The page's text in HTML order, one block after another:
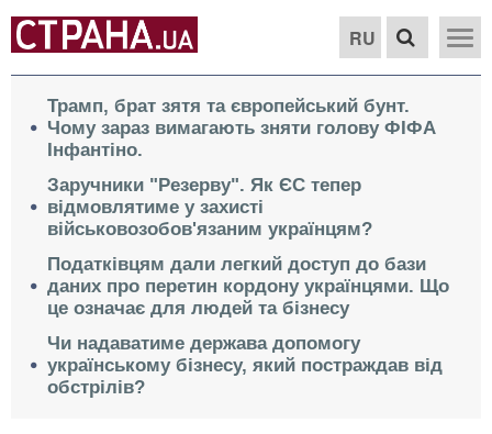
RU
Трамп, брат зятя та європейський бунт.
Чому зараз вимагають зняти голову ФІФА
Інфантіно.
Заручники "Резерву". Як ЄС тепер
відмовлятиме у захисті
військовозобов'язаним українцям?
Податківцям дали легкий доступ до бази
даних про перетин кордону українцями. Що
це означає для людей та бізнесу
Чи надаватиме держава допомогу
українському бізнесу, який постраждав від
обстрілів?